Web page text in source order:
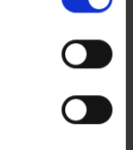
Arvio: